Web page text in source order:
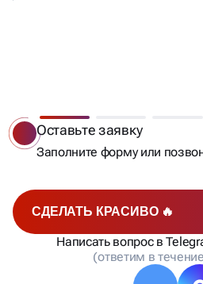
СДЕЛАТЬ КРАСИВО 🔥
Написать вопрос в
(ответим в
Бесплатный
Мы сделаем аудит